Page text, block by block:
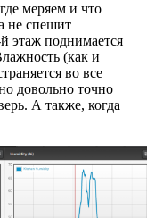
меряем и что
не спешит
этаж поднимается
(как и
во все
довольно точно
А также, когда